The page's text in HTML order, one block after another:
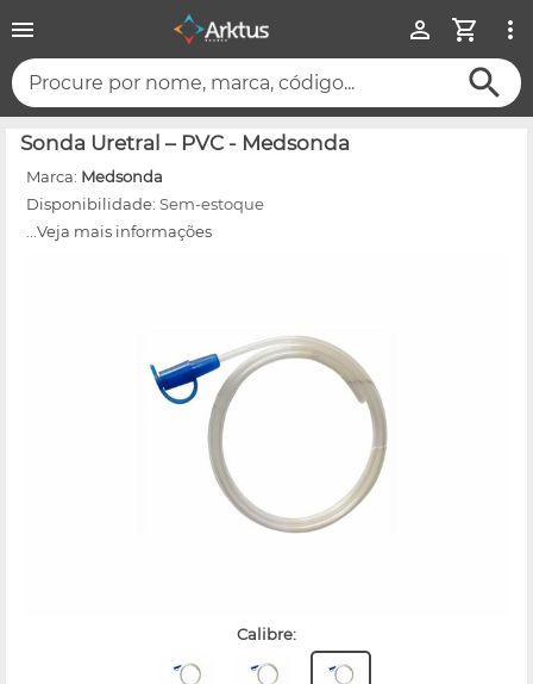
Procure por nome, marca, código...
Sonda Uretral – PVC - Medsonda
Marca: Medsonda
Disponibilidade: Sem-estoque
...Veja mais informações
calibre: